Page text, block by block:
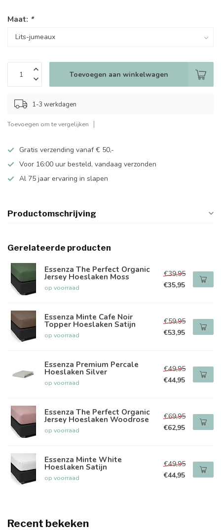
Maat: *
Toevoegen aan winkelwagen
1-3 werkdagen
Toevoegen om te vergelijken
Gratis verzending vanaf € 50,-
Voor 16:00 uur besteld, vandaag verzonden
Al 75 jaar ervaring in slapen
Productomschrijving
Gerelateerde producten
Essenza The Perfect Organic
Jersey Hoeslaken Moss
op voorraad
€39,95
€35,95
Essenza Minte Cafe Noir
Topper Hoeslaken Satijn
op voorraad
€59,95
€53,95
Essenza Premium Percale
Hoeslaken Silver
op voorraad
€49,95
€44,95
Essenza The Perfect Organic
Jersey Hoeslaken Woodrose
op voorraad
€69,95
€62,95
Essenza Minte White
Hoeslaken Satijn
op voorraad
€49,95
€44,95
Recent bekeken